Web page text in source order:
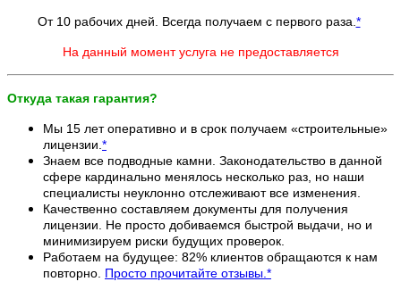
От 10 рабочих дней. Всегда получаем с первого раза. *
На данный момент услуга не предоставляется
Откуда такая гарантия?
Мы 15 лет оперативно и в срок получаем «строительные»
лицензии. *
Знаем все подводные камни. Законодательство в данной
сфере кардинально менялось несколько раз, но наши
специалисты неуклонно отслеживают все изменения.
Качественно составляем документы для получения
лицензии. Не просто добиваемся быстрой выдачи, но и
минимизируем риски будущих проверок.
Работаем на будущее: 82% клиентов обращаются к нам
повторно. Просто прочитайте отзывы. *